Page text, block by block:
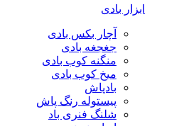
ابزار بادی
آچار بکس بادی
جغجغه بادی
منگنه کوب بادی
میخ کوب بادی
بادپاش
پیستوله رنگ پاش
شلنگ فنری باد